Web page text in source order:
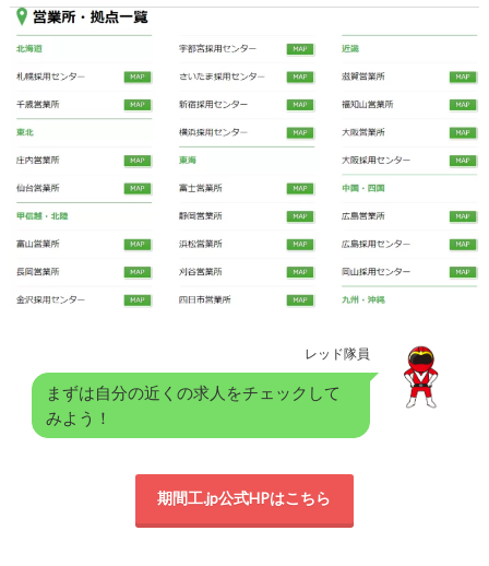
レッド隊員
まずは自分の近くの求人をチェックして
みよう！
期間工.jp公式HPはこちら